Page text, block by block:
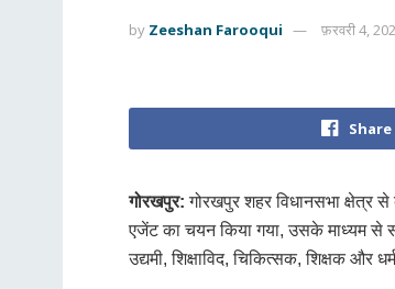
by Zeeshan Farooqui फ़रवरी 4,
गोरखपुर: गोरखपुर शहर विधानसभा क्षेत्र
एजेंट का चयन किया गया, उसके माध्यम से
उद्यमी, शिक्षाविद, चिकित्सक, शिक्षक और